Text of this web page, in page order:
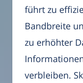
führt zu
Bandbreite
zu erhöhter
verbleiben.